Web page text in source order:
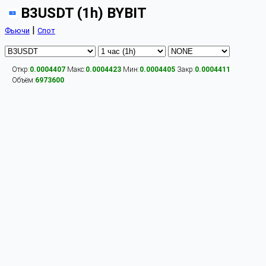
B3USDT (1h) BYBIT
Фьючи | Спот
Откр:0.0004407 Макс:0.0004423 Мин:0.0004405 Закр:0.0004411
Объём:6973600